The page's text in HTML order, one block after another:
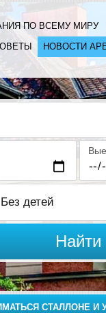
ПО ВСЕМУ МИРУ
НОВОСТИ
Найти
СТАЛЛОНЕ И